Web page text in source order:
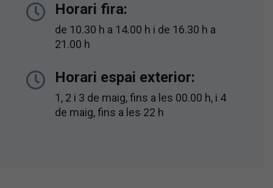
 Horari fira:
de 10.30 h a 14.00 h i de 16.30 h a
21.00 h
 Horari espai exterior:
1, 2 i 3 de maig, fins a les 00.00 h, i 4
de maig, fins a les 22 h